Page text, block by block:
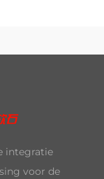
integratie
voor de